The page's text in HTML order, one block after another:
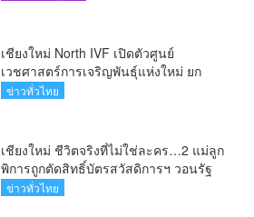
เชียงใหม่ North IVF เปิดตัวศูนย์
เวชศาสตร์การเจริญพันธุ์แห่งใหม่ ยก
ระดับเชียงใหม่สู่ ศูนย์กลางการรักษาผู้มี
ข่าวทั่วไทย
เชียงใหม่ ชีวิตจริงที่ไม่ใช่ละคร…2 แม่ลูก
พิการถูกตัดสิทธิ์บัตรสวัสดิการฯ วอนรัฐ
ทบทวนเกณฑ์ช่วยคนจน(คลิป)
ข่าวทั่วไทย